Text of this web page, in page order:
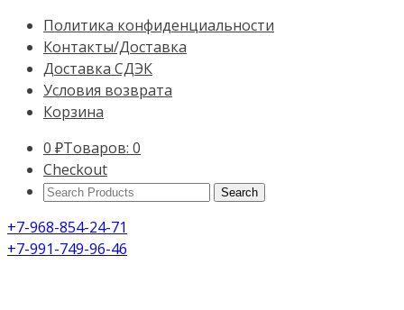
Политика конфиденциальности
Контакты/Доставка
Доставка СДЭК
Условия возврата
Корзина
0 ₽Товаров: 0
Checkout
Search
+7-968-854-24-71
+7-991-749-96-46